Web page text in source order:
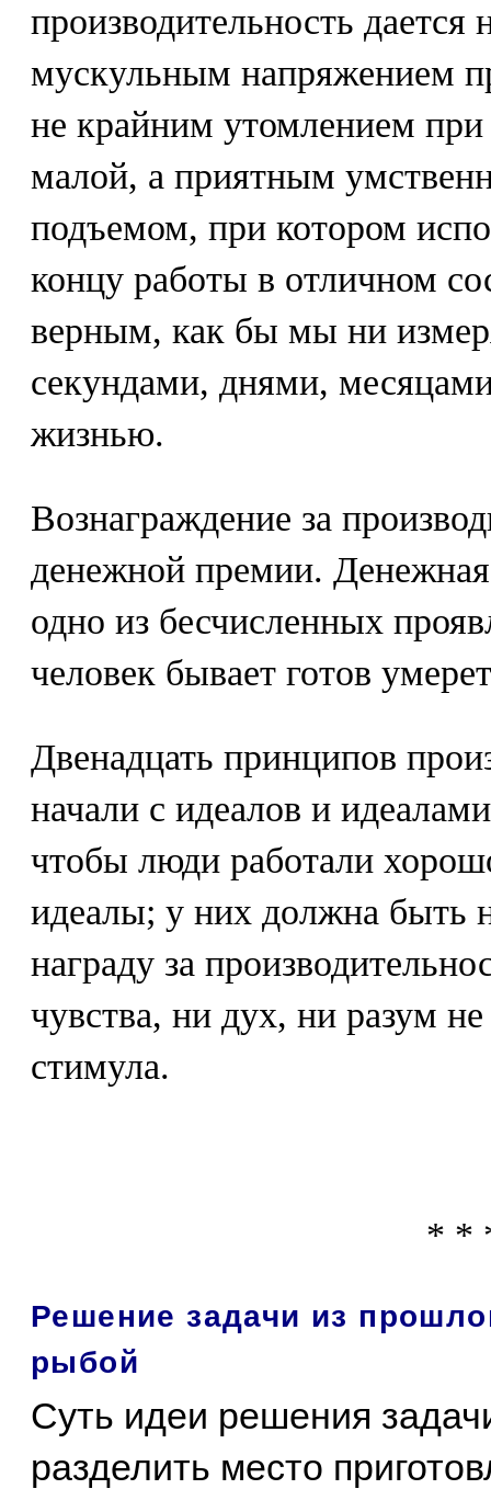
производительность
мускульным напряжением
не крайним утомлением
малой, а приятным
подъемом, при котором
концу работы в отличном
верным, как бы мы ни
секундами, днями,
жизнью.
Вознаграждение за
денежной премии. Денежная
одно из бесчисленных
человек бывает готов
Двенадцать принципов
начали с идеалов и
чтобы люди работали
идеалы; у них должна быть
награду за
чувства, ни дух, ни разум
стимула.
* *
Решение задачи из
рыбой
Суть идеи решения
разделить место